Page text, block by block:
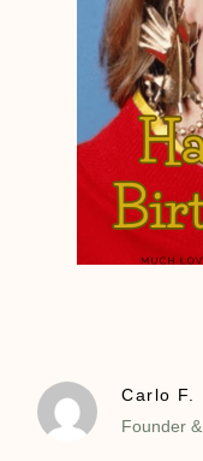
Carlo F.
Founder